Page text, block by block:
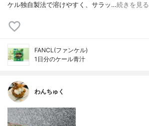
ケル独自製法で溶けやすく、サラッ…続きを見る
FANCL(ファンケル)
1日分のケール青汁
わんちゅく